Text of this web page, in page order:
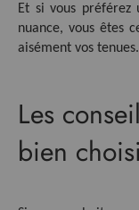
Et si vous préférez
nuance, vous êtes
aisément vos tenues.
Les
bien